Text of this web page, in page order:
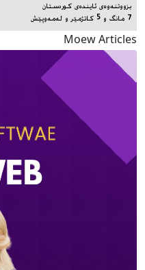
بزووتنەوەی ئایندەی کوردستان
7 مانگ و 5 کاتژمێر و له‌مه‌وپێش‌
Moew Articles